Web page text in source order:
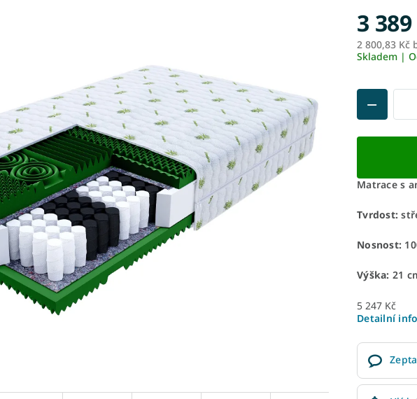
3
2 800,83 Kč
Skladem |
Matrace s
Tvrdost:
Nosnost:
Výška: 21
5 247 Kč
Detailní